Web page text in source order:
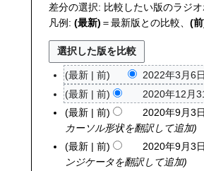
差分の選択: 比較したい版のラジ
凡例: (最新) ＝最新版との比較、 (
2
0
最新 前 2022年3月6
2
0
最新 前 2020年12月
2
2
最新 前 2020年9月3
カーソル形状を翻訳して追加
最新
前 2020年9月3
ンジケータを翻訳して追加